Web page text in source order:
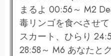
まるよ 00:56～ M2
毒リンゴを食べさせ
スカート、ひらり
28:58～ M6 あなたと